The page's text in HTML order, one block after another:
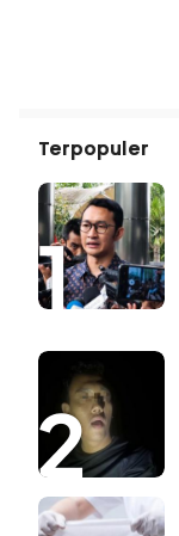
Terpopuler